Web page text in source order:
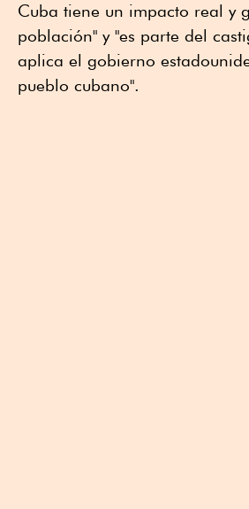
Cuba tiene un impacto real y
población" y "es parte del
aplica el gobierno
pueblo cubano".